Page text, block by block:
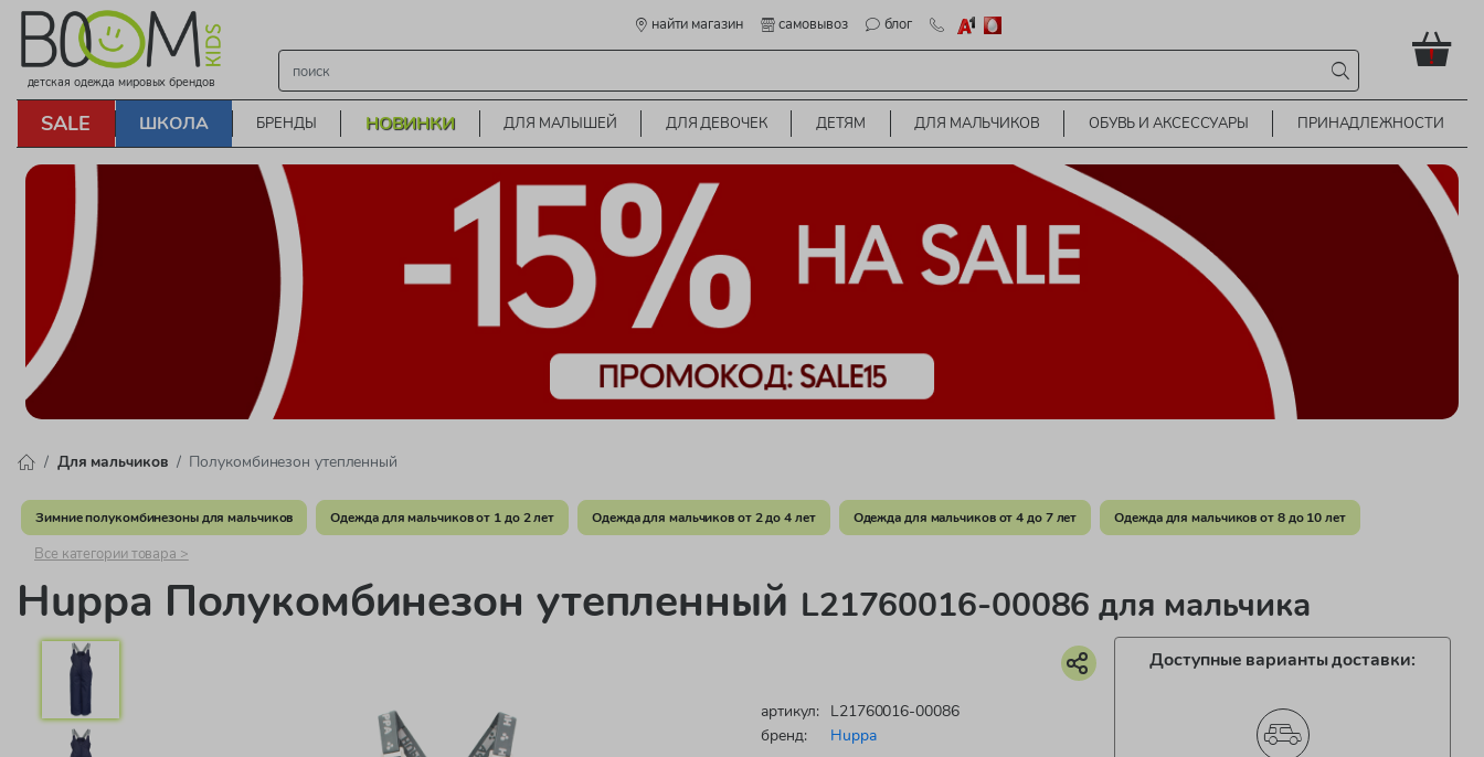
детская одежда мировых брендов
найти магазин самовывоз блог
!
SALE ШКОЛА БРЕНДЫ НОВИНКИ ДЛЯ МАЛЫШЕЙ ДЛЯ ДЕВОЧЕК ДЕТЯМ ДЛЯ МАЛЬЧИКОВ ОБУВЬ И АКСЕССУАРЫ ПРИНАДЛЕЖНОСТИ
Для мальчиков Полукомбинезон утепленный
Зимние полукомбинезоны для мальчиков Одежда для мальчиков от 1 до 2 лет Одежда для мальчиков от 2 до 4 лет Одежда для мальчиков от 4 до 7 лет Одежда для мальчиков от 8 до 10 лет
Все категории товара >
Huppa Полукомбинезон утепленный L21760016-00086 для мальчика
артикул: L21760016-00086
бренд:
Huppa
Доступные варианты доставки: